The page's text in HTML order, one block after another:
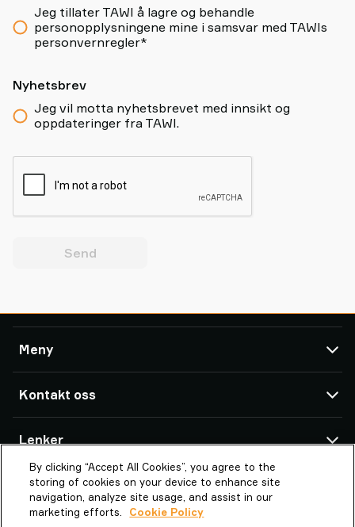
Jeg tillater TAWI å lagre og behandle
personopplysningene mine i samsvar med TAWIs
personvernregler*
Nyhetsbrev
Jeg vil motta nyhetsbrevet med innsikt og
oppdateringer fra TAWI.
Send
Meny
Produkter
Referanser
Om TAWI
Vaculex er TAWI
Bærekraft hos TAWI
Kontakt oss
TAWI Offices & Partners
Piab Lifting Automation Norway AS
Bredmyra 10
1739 Borgenhaugen
Lenker
Om Piab Group
TAWI - en del av Piab Group
Karriere
By clicking “Accept All Cookies”, you agree to the
storing of cookies on your device to enhance site
navigation, analyze site usage, and assist in our
marketing efforts.
Cookie Policy